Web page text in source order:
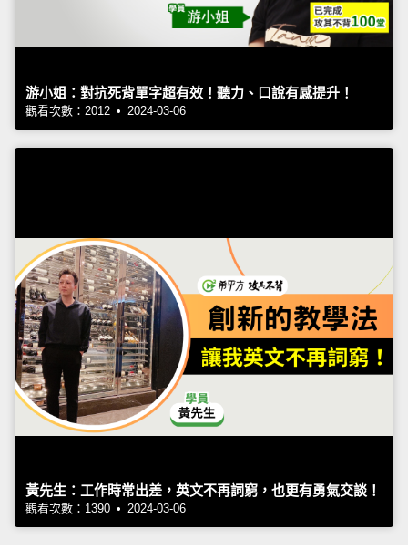
游小姐：對抗死背單字超有效！聽力、口說有感提升！
觀看次數：2012 • 2024-03-06
黃先生：工作時常出差，英文不再詞窮，也更有勇氣交談！
觀看次數：1390 • 2024-03-06